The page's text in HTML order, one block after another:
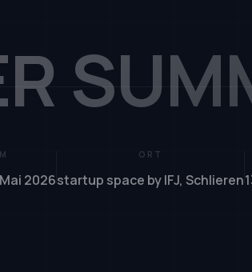
2026
ORT
startup space by IFJ, Schlieren